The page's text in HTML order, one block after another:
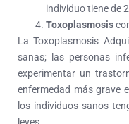
individuo tiene de
Toxoplasmosis
La Toxoplasmosis
sanas;
las personas
experimentar un
enfermedad más grave
los individuos sanos